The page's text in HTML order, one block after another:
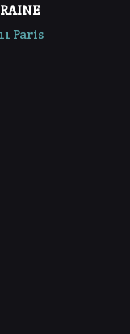
Paris